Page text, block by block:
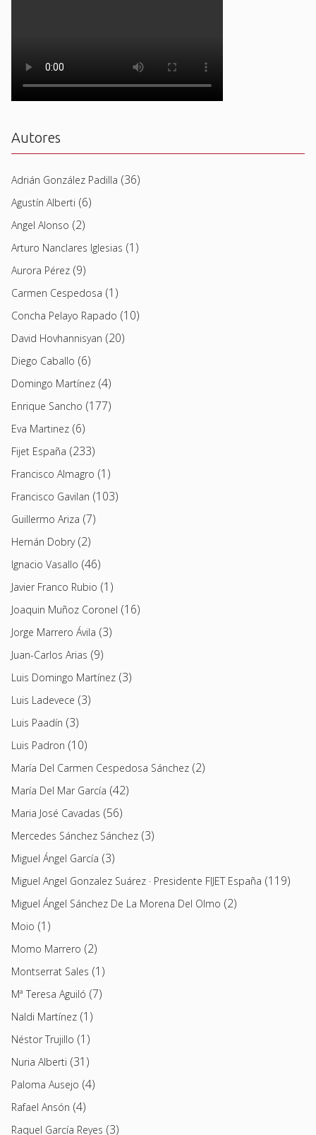
Autores
Adrián González Padilla (36)
Agustín Alberti (6)
Angel Alonso (2)
Arturo Nanclares Iglesias (1)
Aurora Pérez (9)
Carmen Cespedosa (1)
Concha Pelayo Rapado (10)
David Hovhannisyan (20)
Diego Caballo (6)
Domingo Martínez (4)
Enrique Sancho (177)
Eva Martinez (6)
Fijet España (233)
Francisco Almagro (1)
Francisco Gavilan (103)
Guillermo Ariza (7)
Hernán Dobry(2)
Ignacio Vasallo (46)
Javier Franco Rubio (1)
Joaquin Muñoz Coronel (16)
Jorge Marrero Ávila (3)
Juan-Carlos Arias (9)
Luis Domingo Martínez (3)
Luis Ladevece (3)
Luis Paadín (3)
Luis Padron (10)
María Del Carmen Cespedosa Sánchez (2)
María Del Mar García (42)
Maria José Cavadas (56)
Mercedes Sánchez Sánchez (3)
Miguel Ángel García (3)
Miguel Angel Gonzalez Suárez · Presidente FIJET España (119)
Miguel Ángel Sánchez De La Morena Del Olmo (2)
Moio (1)
Momo Marrero (2)
Montserrat Sales (1)
Mª Teresa Aguiló (7)
Naldi Martínez (1)
Néstor Trujillo (1)
Nuria Alberti (31)
Paloma Ausejo (4)
Rafael Ansón (4)
Raquel García Reyes (3)